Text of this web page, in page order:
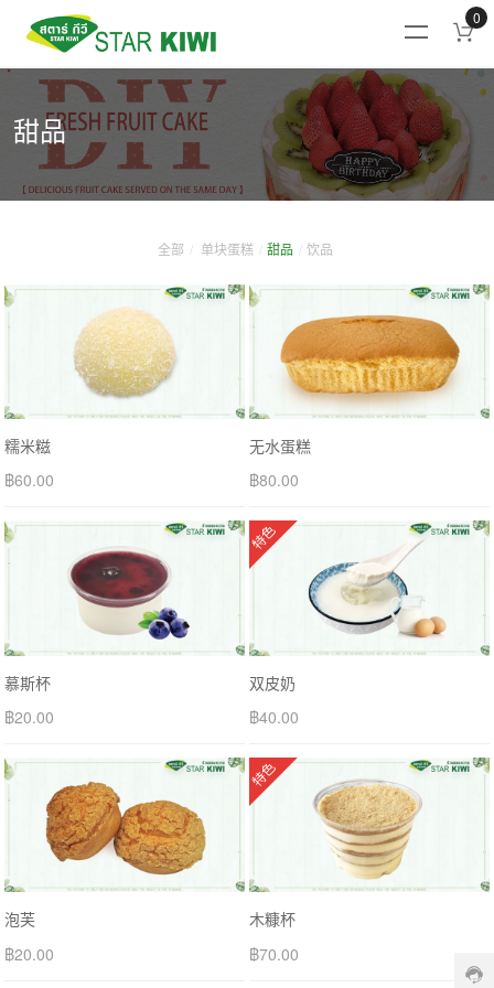
甜品
全部 单块蛋糕 甜品 饮品
糯米糍
฿60.00
无水蛋糕
฿80.00
慕斯杯
฿20.00
特色
双皮奶
฿40.00
泡芙
฿20.00
特色
木糠杯
฿70.00
0